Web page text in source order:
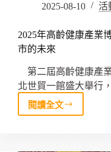
2025-08-10 活
2025年高齡健康產業
市的未來
第二屆高齡健康產
北世貿一館盛大舉行
閱讀全文
2025